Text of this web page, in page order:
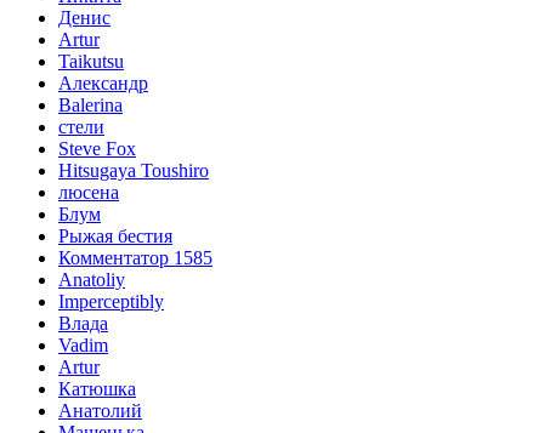
Денис
Artur
Taikutsu
Александр
Balerina
стели
Steve Fox
Hitsugaya Toushiro
люсена
Блум
Рыжая бестия
Комментатор 1585
Anatoliy
Imperceptibly
Влада
Vadim
Artur
Катюшка
Анатолий